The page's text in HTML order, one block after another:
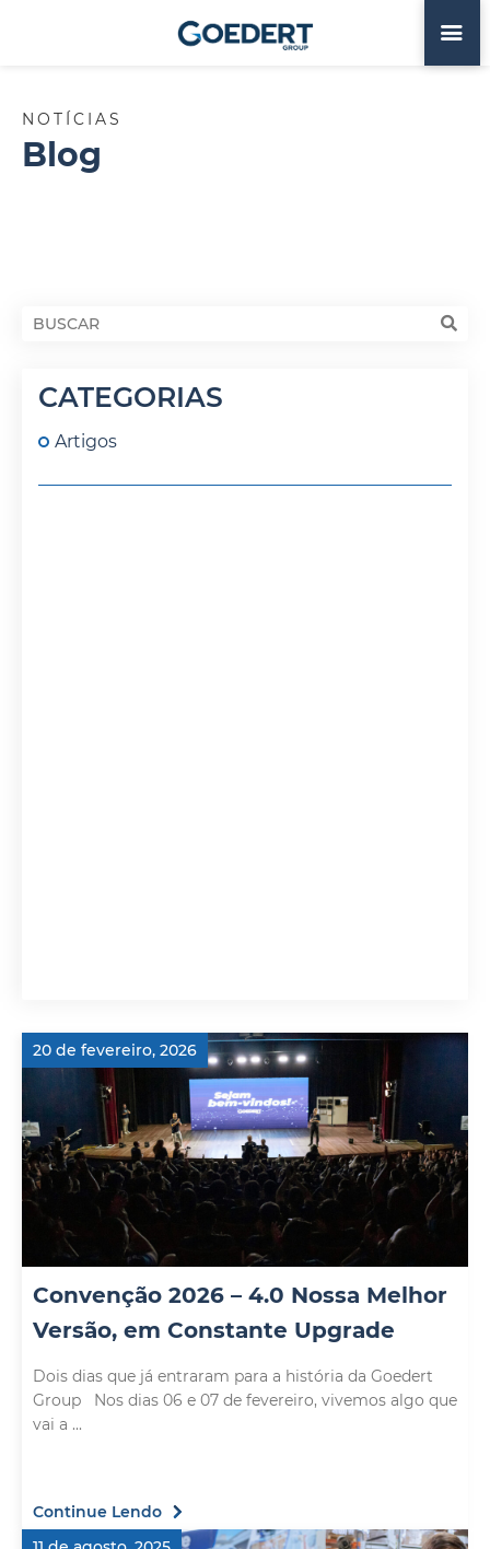
NOTÍCIAS
Blog
20 de fevereiro, 2026
Convenção 2026 – 4.0 Nossa Melhor
Versão, em Constante Upgrade
Dois dias que já entraram para a história da Goedert
Group Nos dias 06 e 07 de fevereiro, vivemos algo que
vai a ...
Continue Lendo
CATEGORIAS
Artigos